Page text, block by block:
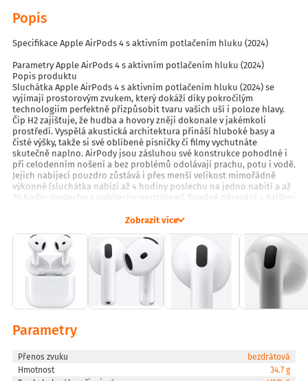
Popis
Specifikace Apple AirPods 4 s aktivním potlačením hluku (2024)
Parametry Apple AirPods 4 s aktivním potlačením hluku (2024)
Popis produktu
Sluchátka Apple AirPods 4 s aktivním potlačením hluku (2024) se
vyjímají prostorovým zvukem, který dokáží díky pokročilým
technologiím perfektně přizpůsobit tvaru vašich uší i poloze hlavy.
Čip H2 zajišťuje, že hudba a hovory znějí dokonale v jakémkoli
prostředí. Vyspělá akustická architektura přináší hluboké basy a
čisté výšky, takže si své oblíbené písničky či filmy vychutnáte
skutečně naplno. AirPody jsou zásluhou své konstrukce pohodlné i
při celodenním nošení a bez problémů odolávají prachu, potu i vodě.
Jejich nabíjecí pouzdro zůstává i přes menší velikost mimořádně
výkonné (sluchátka nabízí až 4 hodiny poslechu na jedno nabití a až
20 hodin poslechu s nabíjecím pouzdrem). Snadné párování s dalšími
Klíčové vlastnosti
Personalizovaný prostorový zvuk s dynamickým snímáním polohy
hlavy
Výkonný čip H2 pro vylepšený zvuk
Aktivní potlačení hluku
Odolnost proti prachu, potu a vodě (IP54)
Až 4 hodiny poslechu na jedno nabití
Vynikající zvuková kvalita
Sluchátka AirPods 4 přináší prostorový zvuk, který vás obklopí ze
všech stran a vytvoří pocit, jako byste byli přímo uprostřed děje, ať už
sledujete filmy nebo hrajete hry. Pochlubit se mohou i hlubokými
Zobrazit více
Parametry
Přenos zvuku
bezdrátová
Hmotnost
34.7 g